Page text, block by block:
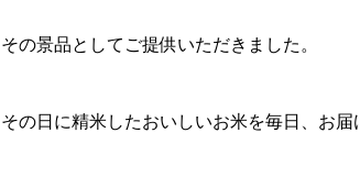
その景品としてご提供いただきました。
その日に精米したおいしいお米を毎日、お届